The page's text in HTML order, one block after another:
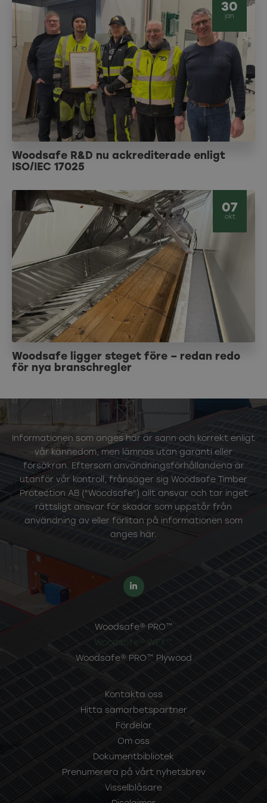
30
jan
Woodsafe R&D nu ackrediterade enligt
ISO/IEC 17025
07
okt
Woodsafe ligger steget före – redan redo
för nya branschregler
Informationen som anges här är sann och korrekt enligt
vår kännedom, men lämnas utan garanti eller
försäkran. Eftersom användningsförhållandena är
utanför vår kontroll, frånsäger sig Woodsafe Timber
Protection AB ("Woodsafe") allt ansvar och tar inget
rättsligt ansvar för skador som uppstår från
användning av eller förlitan på informationen som
anges här.
Woodsafe® PRO™
Woodsafe® WFX™
Woodsafe® PRO™ Plywood
Kontakta oss
Hitta samarbetspartner
Fördelar
Om oss
Dokumentbibliotek
Prenumerera på vårt nyhetsbrev
Visselblåsare